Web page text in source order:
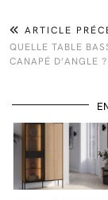
ARTICLE
QUELLE TABLE
CANAPÉ D’ANGLE ?